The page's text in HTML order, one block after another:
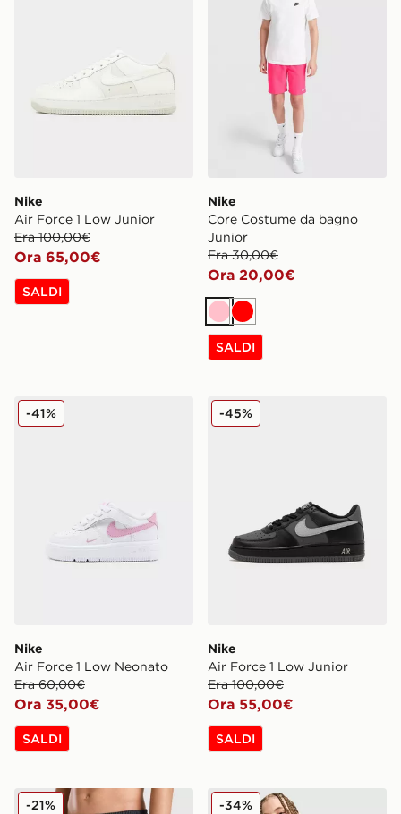
Nike
Air Force 1 Low Junior
Era 100,00€
Ora 65,00€
SALDI
Nike
Core Costume da bagno
Junior
Era 30,00€
Ora 20,00€
RosaRosso
SALDI
Nike Air Force 1 Low Neonato
Nike
Air Force 1 Low Neonato
Era 60,00€
Ora 35,00€
-41%
SALDI
Nike Air Force 1 Low Junior
Nike
Air Force 1 Low Junior
Era 100,00€
Ora 55,00€
-45%
SALDI
Nike Costume da bagno Fade Junior
-21% Nike Maglia Club Futura
-34%